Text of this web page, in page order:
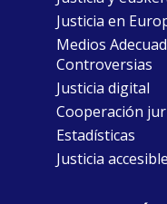
Justicia en
Medios
Controversias
Justicia digital
Cooperación
Estadísticas
Justicia accesible